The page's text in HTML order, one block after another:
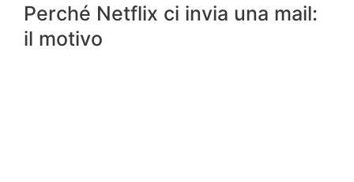
Perché Netflix ci invia una mail:
il motivo